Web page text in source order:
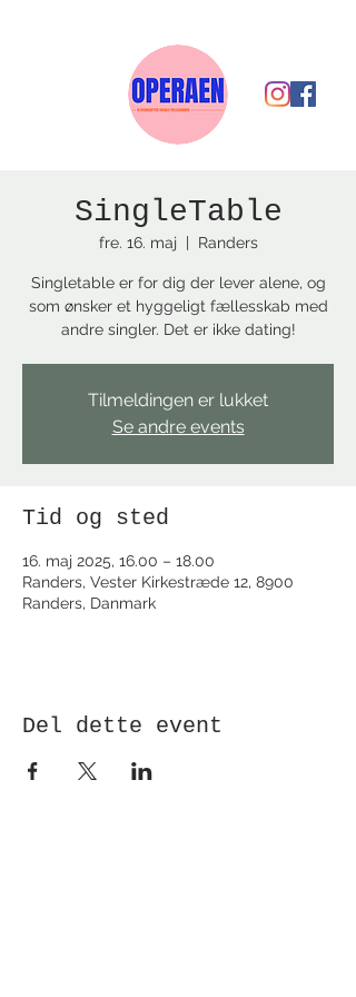
SingleTable
fre. 16. maj
  |
Randers
Singletable er for dig der lever alene, og
som ønsker et hyggeligt fællesskab med
andre singler. Det er ikke dating!
Tilmeldingen er lukket
Se andre events
Tid og sted
16. maj 2025, 16.00 – 18.00
Randers, Vester Kirkestræde 12, 8900
Randers, Danmark
Del dette event